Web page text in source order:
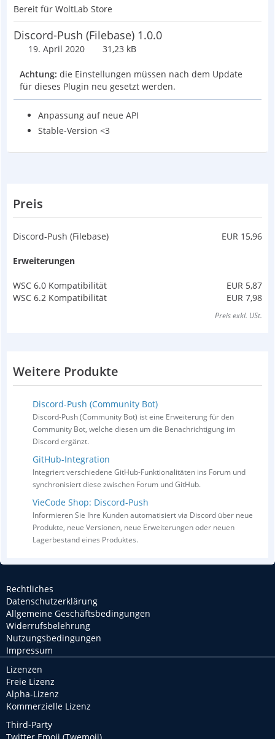
Bereit für WoltLab Store
Discord-Push (Filebase) 1.0.0
19. April 2020 31,23 kB
Achtung: die Einstellungen müssen nach dem Update
für dieses Plugin neu gesetzt werden.
Anpassung auf neue API
Stable-Version <3
Preis
Discord-Push (Filebase) EUR 15,96
Erweiterungen
WSC 6.0 Kompatibilität
EUR 5,87
WSC 6.2 Kompatibilität
EUR 7,98
Preis exkl. USt.
Weitere Produkte
Discord-Push (Community Bot)
Discord-Push (Community Bot) ist eine Erweiterung für den
Community Bot, welche diesen um die Benachrichtigung im
Discord ergänzt.
GitHub-Integration
Integriert verschiedene GitHub-Funktionalitäten ins Forum und
synchronisiert diese zwischen Forum und GitHub.
VieCode Shop: Discord-Push
Informieren Sie Ihre Kunden automatisiert via Discord über neue
Produkte, neue Versionen, neue Erweiterungen oder neuen
Lagerbestand eines Produktes.
Rechtliches
Datenschutzerklärung
Allgemeine Geschäftsbedingungen
Widerrufsbelehrung
Nutzungsbedingungen
Impressum
Lizenzen
Freie Lizenz
Alpha-Lizenz
Kommerzielle Lizenz
Third-Party